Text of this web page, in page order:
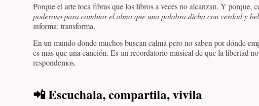
Porque el arte toca fibras que los libros a veces no alcanzan. Y porque,
poderoso para cambiar el alma que una palabra dicha con verdad y
informa: transforma.
En un mundo donde muchos buscan calma pero no saben por dónde
es más que una canción. Es un recordatorio musical de que la libertad
respondemos.
📲Escuchala, compartila, vivila